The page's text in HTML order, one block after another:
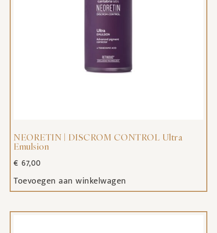
NEORETIN | DISCROM CONTROL Ultra
Emulsion
€ 67,00
Toevoegen aan winkelwagen